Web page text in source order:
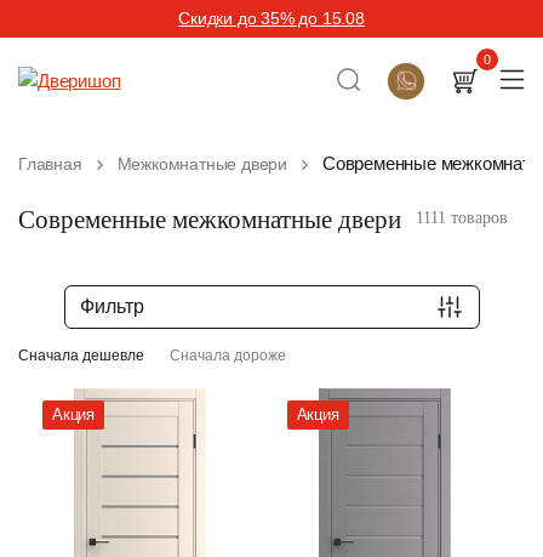
Скидки до 35% до 15.08
0
Главная Межкомнатные двери Современные
Современные межкомнатные двери 1111 товаров
Фильтр
Сначала дешевле Сначала дороже
Акция Акция